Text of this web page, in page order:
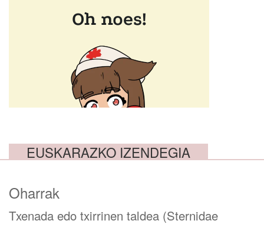
EUSKARAZKO IZENDEGIA
Oharrak
Txenada edo txirrinen taldea (Sternidae